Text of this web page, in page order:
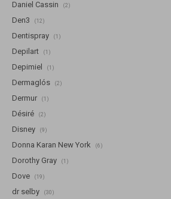
Daniel Cassin (2)
Den3 (12)
Dentispray (1)
Depilart (1)
Depimiel (1)
Dermaglós (2)
Dermur (1)
Désiré (2)
Disney (9)
Donna Karan New York (6)
Dorothy Gray (1)
Dove (19)
dr selby (30)